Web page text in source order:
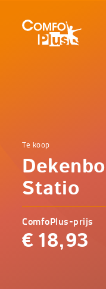
Home
Comfort
Dekenboog
Invacare
-
Te koop
Statio
ComfoPlus-prijs
€ 18,93
navigatieComfoPlus